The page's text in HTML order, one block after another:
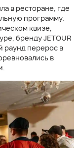
в ресторане, где
программу.
квизе,
бренду JETOUR
раунд перерос в
в